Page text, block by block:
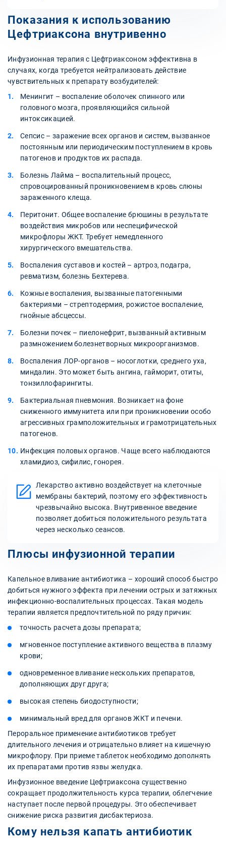
Показания к использованию
Цефтриаксона внутривенно
Инфузионная терапия с Цефтриаксоном эффективна в
случаях, когда требуется нейтрализовать действие
чувствительных к препарату возбудителей:
Менингит – воспаление оболочек спинного или
головного мозга, проявляющийся сильной
интоксикацией.
Сепсис – заражение всех органов и систем, вызванное
постоянным или периодическим поступлением в кровь
патогенов и продуктов их распада.
Болезнь Лайма – воспалительный процесс,
спровоцированный проникновением в кровь слюны
зараженного клеща.
Перитонит. Общее воспаление брюшины в результате
воздействия микробов или неспецифической
микрофлоры ЖКТ. Требует немедленного
хирургического вмешательства.
Воспаления суставов и костей – артроз, подагра,
ревматизм, болезнь Бехтерева.
Кожные воспаления, вызванные патогенными
бактериями – стрептодермия, рожистое воспаление,
гнойные абсцессы.
Болезни почек – пиелонефрит, вызванный активным
размножением болезнетворных микроорганизмов.
Воспаления ЛОР-органов – носоглотки, среднего уха,
миндалин. Это может быть ангина, гайморит, отиты,
тонзиллофарингиты.
Бактериальная пневмония. Возникает на фоне
сниженного иммунитета или при проникновении особо
агрессивных грамположительных и грамотрицательных
патогенов.
Инфекция половых органов. Чаще всего наблюдаются
хламидиоз, сифилис, гонорея.
Лекарство активно воздействует на клеточные
мембраны бактерий, поэтому его эффективность
чрезвычайно высока. Внутривенное введение
позволяет добиться положительного результата
через несколько сеансов.
Плюсы инфузионной терапии
Капельное вливание антибиотика – хороший способ быстро
добиться нужного эффекта при лечении острых и затяжных
инфекционно-воспалительных процессах. Такая модель
терапии является предпочтительной по ряду причин:
точность расчета дозы препарата;
мгновенное поступление активного вещества в плазму
крови;
одновременное вливание нескольких препаратов,
дополняющих друг друга;
высокая степень биодоступности;
минимальный вред для органов ЖКТ и печени.
Пероральное применение антибиотиков требует
длительного лечения и отрицательно влияет на кишечную
микрофлору. При приеме таблеток необходимо дополнять
их препаратами против язвы желудка.
Инфузионное введение Цефтриаксона существенно
сокращает продолжительность курса терапии, облегчение
наступает после первой процедуры. Это обеспечивает
снижение риска развития дисбактериоза.
Кому нельзя капать антибиотик